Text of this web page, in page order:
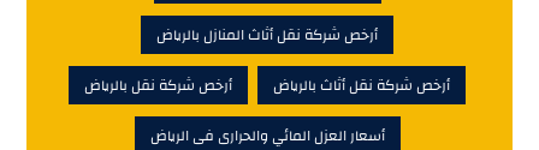
أرخص شركة نقل أثاث المنازل بالرياض
أرخص شركة نقل أثاث بالرياض
أرخص شركة نقل بالرياض
أسعار العزل المائي والحرارى فى الرياض